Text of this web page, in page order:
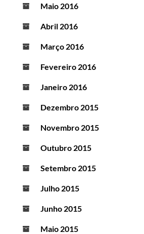
Maio 2016
Abril 2016
Março 2016
Fevereiro 2016
Janeiro 2016
Dezembro 2015
Novembro 2015
Outubro 2015
Setembro 2015
Julho 2015
Junho 2015
Maio 2015